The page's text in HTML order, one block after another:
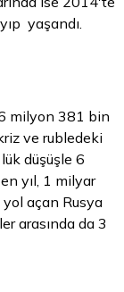
yaşandı.
milyon 381 bin
ve rubledeki
düşüşle 6
yıl, 1 milyar
açan Rusya
arasında da 3